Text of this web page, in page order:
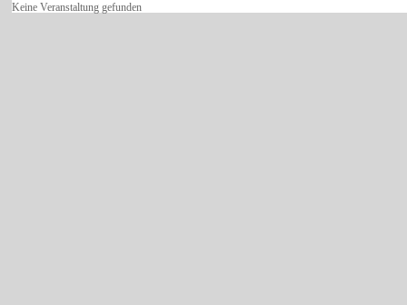
Keine Veranstaltung gefunden